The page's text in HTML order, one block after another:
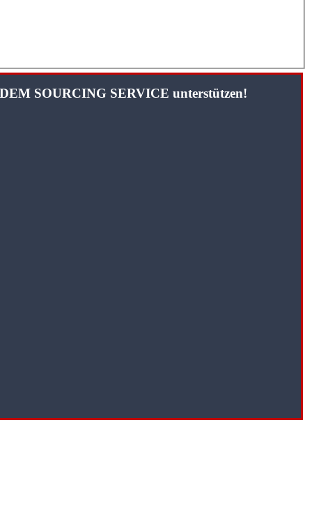
SOURCING SERVICE unterstützen!